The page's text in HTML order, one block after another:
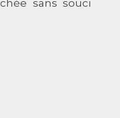
sans souci